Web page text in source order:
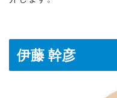
伊藤 幹彦